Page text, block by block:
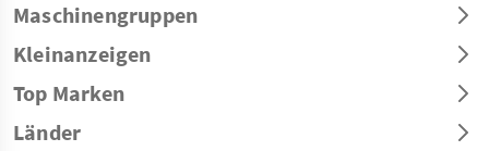
Maschinengruppen
Kleinanzeigen
Top Marken
Länder